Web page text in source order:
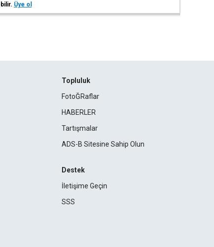
Üye ol
Topluluk
FotoĞRaflar
HABERLER
Tartışmalar
ADS-B Sitesine Sahip Olun
Destek
İletişime Geçin
SSS